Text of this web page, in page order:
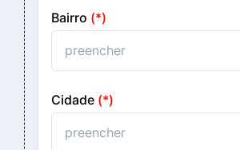
Bairro (*)
Cidade (*)